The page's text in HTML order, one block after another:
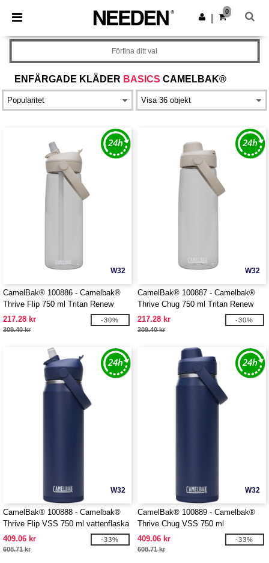
× Needen-app
Bättre priser i appen!
Hämta app
0
ENFÄRGADE KLÄDER BASICS CAMELBAK®
Förfina ditt val
W32
CamelBak® 100886 - Camelbak®
Thrive Flip 750 ml Tritan Renew
vattenflaska med flip-sugrör
217.28 kr
309.40 kr
-30%
W32
CamelBak® 100887 - Camelbak®
Thrive Chug 750 ml Tritan Renew
vattenflaska med skruvlock
217.28 kr
309.40 kr
-30%
W32
CamelBak® 100888 - Camelbak®
Thrive Flip VSS 750 ml vattenflaska
av rostfritt stål med flip-sugrör
409.06 kr
608.71 kr
-33%
W32
CamelBak® 100889 - Camelbak®
Thrive Chug VSS 750 ml
vattenflaska av rostfritt stål med
skruvlock
409.06 kr
608.71 kr
-33%